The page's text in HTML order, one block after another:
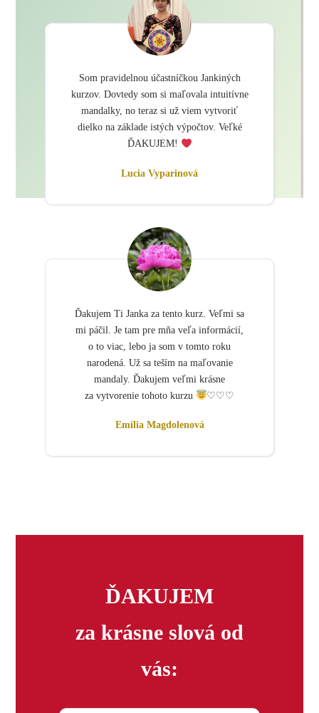
Som pravidelnou účastníčkou Jankiných
kurzov. Dovtedy som si maľovala intuitívne
mandalky, no teraz si už viem vytvoriť
dielko na základe istých výpočtov. Veľké
ĎAKUJEM!
Lucia Vyparinová
Ďakujem Ti Janka za tento kurz. Veľmi sa
mi páčil. Je tam pre mňa veľa informácií,
o to viac, lebo ja som v tomto roku
narodená. Už sa teším na maľovanie
mandaly. Ďakujem veľmi krásne
za vytvorenie tohoto kurzu
♡♡♡
Emília Magdolenová
ĎAKUJEM
za krásne slová od
vás: